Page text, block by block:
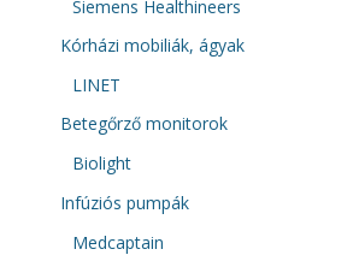
Siemens Healthineers
Kórházi mobiliák, ágyak
LINET
Betegőrző monitorok
Biolight
Infúziós pumpák
Medcaptain